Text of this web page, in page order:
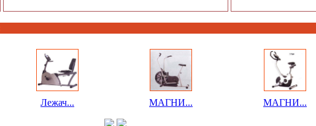
Лежач... МАГНИ... МАГНИ...